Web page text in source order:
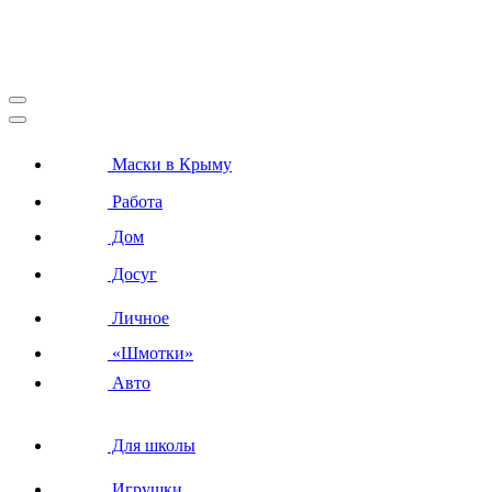
Маски в Крыму
Работа
Дом
Досуг
Личное
«Шмотки»
Авто
Для школы